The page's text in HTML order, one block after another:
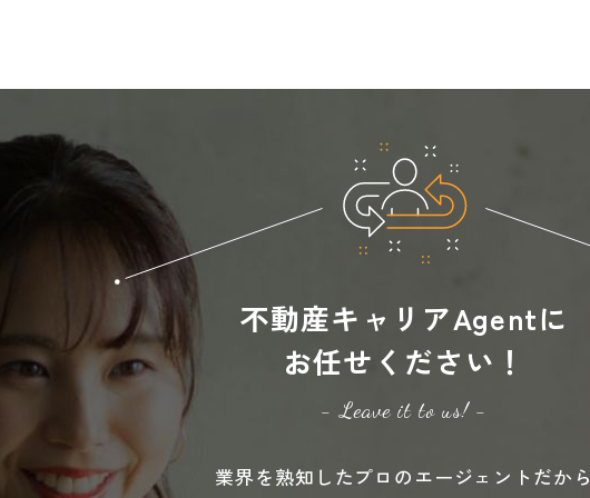
不動産キャリアAgentに
お任せください！
- Leave it to us! -
業界を熟知したプロのエージェントだから